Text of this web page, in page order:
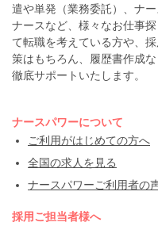
遣や単発（業務委託）、ナ
ナースなど、様々なお仕事
て転職を考えている方や、
策はもちろん、履歴書作成
徹底サポートいたします。
ナースパワーについて
ご利用がはじめての方へ
全国の求人を見る
ナースパワーご利用者の
採用ご担当者様へ